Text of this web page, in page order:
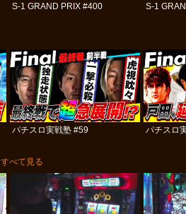
S-1 GRAND PRIX #400 S-1
パチスロ実戦塾 #59 パチスロ
すべて見る